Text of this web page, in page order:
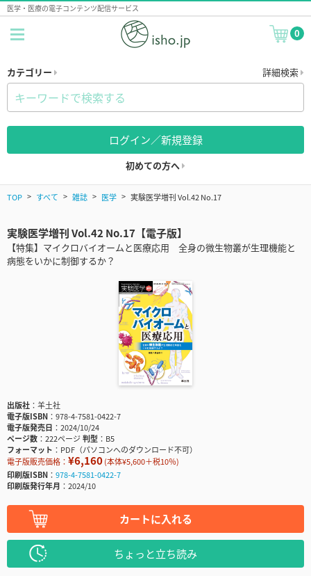
医学・医療の電子コンテンツ配信サービス
0
カテゴリー 詳細検索
ログイン／新規登録
初めての方へ
TOP すべて 雑誌 医学 実験医学増刊 Vol.42 No.17
実験医学増刊 Vol.42 No.17【電子版】
【特集】マイクロバイオームと医療応用 全身の微生物叢が生理機能と
病態をいかに制御するか？
出版社
羊土社
電子版ISBN
978-4-7581-0422-7
電子版発売日
2024/10/24
ページ数
222ページ判型
B5
フォーマット
PDF（パソコンへのダウンロード不可）
電子版販売価格： ¥6,160(本体¥5,600＋税10％)
印刷版ISBN
978-4-7581-0422-7
印刷版発行年月
2024/10
カートに入れる
ちょっと立ち読み